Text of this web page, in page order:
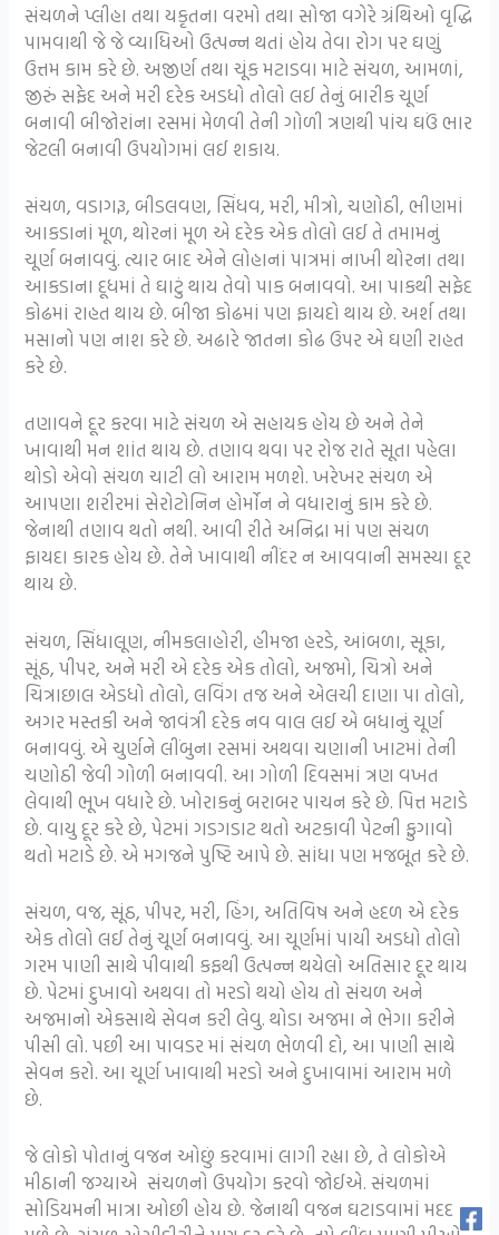
સંચળને પ્લીહા તથા યકૃતના વરમો તથા સોજા વગેરે ગ્રંથિઓ વૃદ્ધિ
પામવાથી જે જે વ્યાધિઓ ઉત્પન્ન થતાં હોય તેવા રોગ પર ઘણું
ઉત્તમ કામ કરે છે. અજીર્ણ તથા ચૂંક મટાડવા માટે સંચળ, આમળાં,
જીરું સફેદ અને મરી દરેક અડધો તોલો લઈ તેનું બારીક ચૂર્ણ
બનાવી બીજોરાંના રસમાં મેળવી તેની ગોળી ત્રણથી પાંચ ઘઉં ભાર
જેટલી બનાવી ઉપયોગમાં લઈ શકાય.
સંચળ, વડાગરૂ, બીડલવણ, સિંધવ, મરી, મીત્રો, ચણોઠી, ભીણમાં
આકડાનાં મૂળ, થોરનાં મૂળ એ દરેક એક તોલો લઈ તે તમામનું
ચૂર્ણ બનાવવું. ત્યાર બાદ એને લોહાનાં પાત્રમાં નાખી થોરના તથા
આકડાના દૂધમાં તે ઘાટું થાય તેવો પાક બનાવવો. આ પાકથી સફેદ
કોઢમાં રાહત થાય છે. બીજા કોઢમાં પણ ફાયદો થાય છે. અર્શ તથા
મસાનો પણ નાશ કરે છે. અઢારે જાતના કોઢ ઉપર એ ઘણી રાહત
કરે છે.
તણાવને દૂર કરવા માટે સંચળ એ સહાયક હોય છે અને તેને
ખાવાથી મન શાંત થાય છે. તણાવ થવા પર રોજ રાતે સૂતા પહેલા
થોડો એવો સંચળ ચાટી લો આરામ મળશે. ખરેખર સંચળ એ
આપણા શરીરમાં સેરોટોનિન હોર્મોન ને વધારાનું કામ કરે છે.
જેનાથી તણાવ થતો નથી. આવી રીતે અનિદ્રા માં પણ સંચળ
ફાયદા કારક હોય છે. તેને ખાવાથી નીંદર ન આવવાની સમસ્યા દૂર
થાય છે.
સંચળ, સિંધાલૂણ, નીમકલાહોરી, હીમજા હરડે, આંબળા, સૂકા,
સૂંઠ, પીપર, અને મરી એ દરેક એક તોલો, અજમો, ચિત્રો અને
ચિત્રાછાલ એડધો તોલો, લવિંગ તજ અને એલચી દાણા પા તોલો,
અગર મસ્તકી અને જાવંત્રી દરેક નવ વાલ લઈ એ બધાનું ચૂર્ણ
બનાવવું. એ ચુર્ણને લીંબુના રસમાં અથવા ચણાની ખાટમાં તેની
ચણોઠી જેવી ગોળી બનાવવી. આ ગોળી દિવસમાં ત્રણ વખત
લેવાથી ભૂખ વધારે છે. ખોરાકનું બરાબર પાચન કરે છે. પિત્ત મટાડે
છે. વાયુ દૂર કરે છે, પેટમાં ગડગડાટ થતો અટકાવી પેટની ફુગાવો
થતો મટાડે છે. એ મગજને પુષ્ટિ આપે છે. સાંધા પણ મજબૂત કરે છે.
સંચળ, વજ, સૂંઠ, પીપર, મરી, હિંગ, અતિવિષ અને હદળ એ દરેક
એક તોલો લઈ તેનું ચૂર્ણ બનાવવું. આ ચૂર્ણમાં પાયી અડધો તોલો
ગરમ પાણી સાથે પીવાથી કફથી ઉત્પન્ન થયેલો અતિસાર દૂર થાય
છે. પેટમાં દુખાવો અથવા તો મરડો થયો હોય તો સંચળ અને
અજમાનો એકસાથે સેવન કરી લેવુ. થોડા અજમા ને ભેગા કરીને
પીસી લો. પછી આ પાવડર માં સંચળ ભેળવી દો, આ પાણી સાથે
સેવન કરો. આ ચૂર્ણ ખાવાથી મરડો અને દુખાવામાં આરામ મળે
છે.
જે લોકો પોતાનું વજન ઓછું કરવામાં લાગી રહ્યા છે, તે લોકોએ
મીઠાની જગ્યાએ સંચળનો ઉપયોગ કરવો જોઈએ. સંચળમાં
સોડિયમની માત્રા ઓછી હોય છે. જેનાથી વજન ઘટાડવામાં મદદ